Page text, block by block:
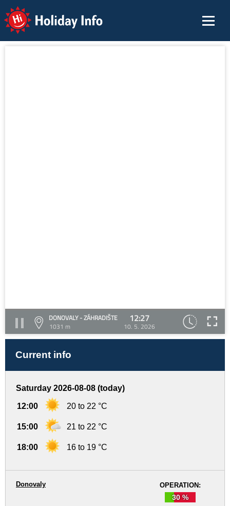
Holiday Info
DONOVALY - ZÁHRADIŠTE
1031 m
12:27
10. 5. 2026
Current info
Saturday 2026-08-08 (today)
12:00 20 to 22 °C
15:00 21 to 22 °C
18:00 16 to 19 °C
OPERATION:
30 %
Donovaly